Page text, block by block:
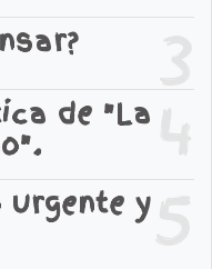
3
4
de "La
5
y